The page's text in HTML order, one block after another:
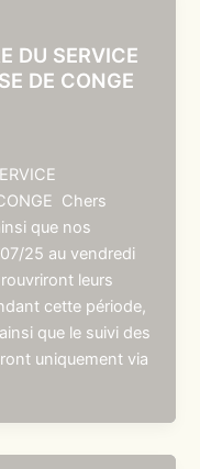
DU SERVICE
DE CONGE
Chers
que nos
25 au vendredi
leurs
cette période,
que le suivi des
uniquement via